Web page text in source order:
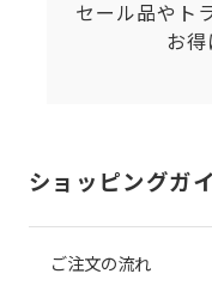
セール品やト
お
ショッピングガ
ご注文の流れ